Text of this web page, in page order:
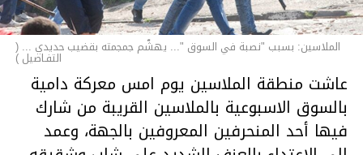
الملاسين: بسبب "نصبة في السوق "... يهشّم جمجمته بقضيب حديدي ... (
التفـاصيل )
عاشت منطقة الملاسين يوم امس معركة دامية
بالسوق الاسبوعية بالملاسين القريبة من شارك
فيها أحد المنحرفين المعروفين بالجهة، وعمد